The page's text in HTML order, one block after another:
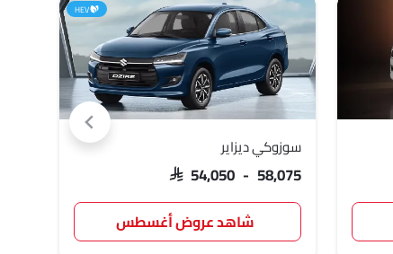
أومودا سكاي ويل
كاديلاك
HEV
سوزوكي ديزاير
SAR 54,050 - 58,075
شاهد عروض أغسطس